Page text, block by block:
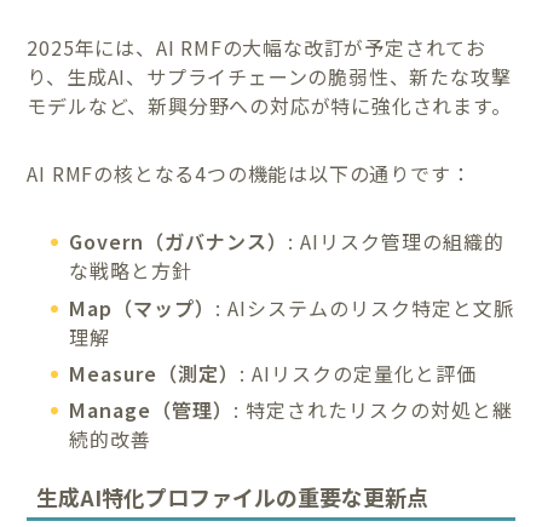
2025年には、AI RMFの大幅な改訂が予定されてお
り、生成AI、サプライチェーンの脆弱性、新たな攻撃
モデルなど、新興分野への対応が特に強化されます。
AI RMFの核となる4つの機能は以下の通りです：
Govern（ガバナンス） : AIリスク管理の組織的
な戦略と方針
Map（マップ） : AIシステムのリスク特定と文脈
理解
Measure（測定） : AIリスクの定量化と評価
Manage（管理） : 特定されたリスクの対処と継
続的改善
生成AI特化プロファイルの重要な更新点